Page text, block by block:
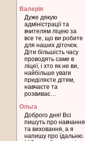
Валерія
Дуже дякую
адміністрації та
вчителям ліцею за
все те, що ви робите
для наших діточок.
Діти більшість часу
проводять саме в
ліцеї, і хто як не ви,
найбільше уваги
приділяєте дітям,
навчаєте та
розвиває…
Ольга
Доброго дня! Всі
пишуть про навчання
та виховання, а я
напишу про їдальню.